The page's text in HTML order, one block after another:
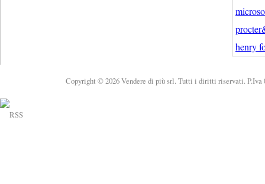
henry
Copyright © 2026 Vendere di più srl. Tutti i diritti riservati. P.Iva